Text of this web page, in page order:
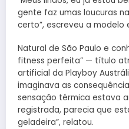
gente faz umas loucuras
certo”, escreveu a modelo
Natural de São Paulo e
fitness perfeita” — título
artificial da Playboy
imaginava as
sensação térmica estava
registrada, parecia que
geladeira”, relatou.